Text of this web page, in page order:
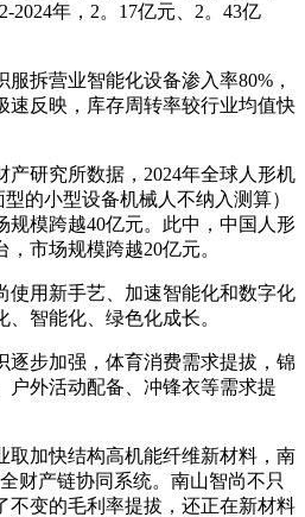
2024年，2。17亿元、2。43亿
拆营业智能化设备渗入率80%，
速反映，库存周转率较行业均值快
研究所数据，2024年全球人形机
的小型设备机械人不纳入测算）
规模跨越40亿元。此中，中国人形
市场规模跨越20亿元。
用新手艺、加速智能化和数字化
智能化、绿色化成长。
步加强，体育消费需求提拔，锦
户外活动配备、冲锋衣等需求提
加快结构高机能纤维新材料，南
财产链协同系统。南山智尚不只
不变的毛利率提拔，还正在新材料